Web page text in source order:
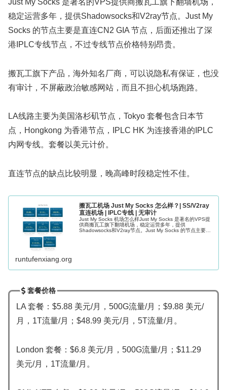
稳定运营多年，提供Shadowsocks和V2ray节点。Just My
Socks 的节点主要是直连CN2 GIA 节点，后面还推出了深
港IPLC专线节点，不过专线节点价格特别昂贵。
搬瓦工旗下产品，海外知名厂商，可以说隐私有保证，也没
有审计，不屏蔽政治敏感网站，而且不担心机场跑路。
LA线路主要为美国洛杉矶节点，Tokyo 套餐包含日本节
点，Hongkong 为香港节点，IPLC HK 为连接香港的IPLC
内网专线。套餐以美元计价。
直连节点的缺点比较明显，晚高峰时段稳定性不佳。
搬瓦工机场 Just My Socks 怎么样？| SS/V2ray
直连机场 | IPLC专线 | 无审计
Just My Socks 机场怎么样Just My Socks 是著名的VPS提
供商搬瓦工旗下翻墙机场，稳定运营多年，提供
Shadowsocks和V2ray节点。Just My Socks 的节点主要是
runtufenxiang.org
套餐价格
LA 套餐：$5.88 美元/月，500G流量/月；$9.88 美元/
月，1T流量/月；$48.99 美元/月，5T流量/月。
London 套餐：$6.8 美元/月，500G流量/月；$11.29
美元/月，1T流量/月。